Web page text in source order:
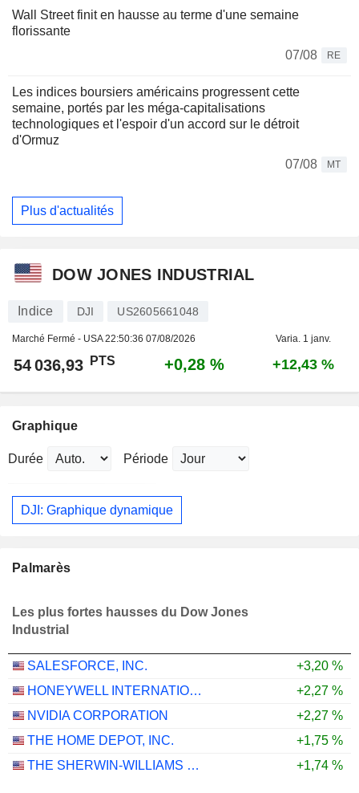
Wall Street finit en hausse au terme d'une semaine
florissante
07/08
RE
Les indices boursiers américains progressent cette
semaine, portés par les méga-capitalisations
technologiques et l'espoir d'un accord sur le détroit
d'Ormuz
07/08
MT
Plus d'actualités
DOW JONES INDUSTRIAL
Indice DJI US2605661048
Marché Fermé - USA22:50:36 07/08/2026 Varia. 1 janv.
54 036,93 PTS +0,28 % +12,43 %
Graphique
Durée Période
DJI: Graphique dynamique
Palmarès
Les plus fortes hausses du Dow Jones
Industrial
SALESFORCE, INC.
+3,20 %
HONEYWELL INTERNATIONAL INC.
+2,27 %
NVIDIA CORPORATION
+2,27 %
THE HOME DEPOT, INC.
+1,75 %
THE SHERWIN-WILLIAMS COMPANY
+1,74 %